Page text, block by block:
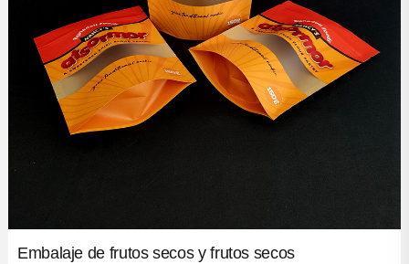
Embalaje de frutos secos y frutos secos